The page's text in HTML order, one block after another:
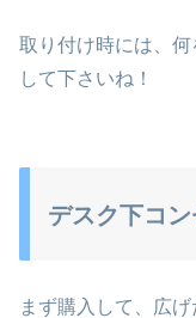
取り付け時には、
して下さいね！
デスク下コ
まず購入して、広